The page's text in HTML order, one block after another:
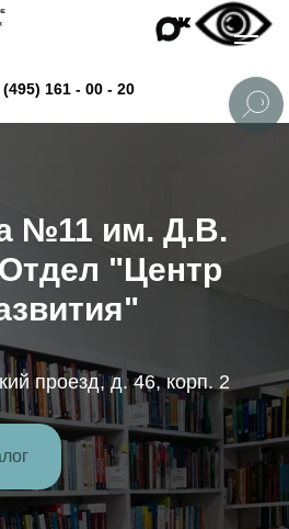
№11 им. Д.В.
"Центр
проезд, д. 46, корп. 2